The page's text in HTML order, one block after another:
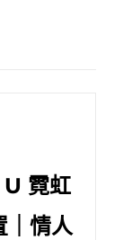
霓虹
情人